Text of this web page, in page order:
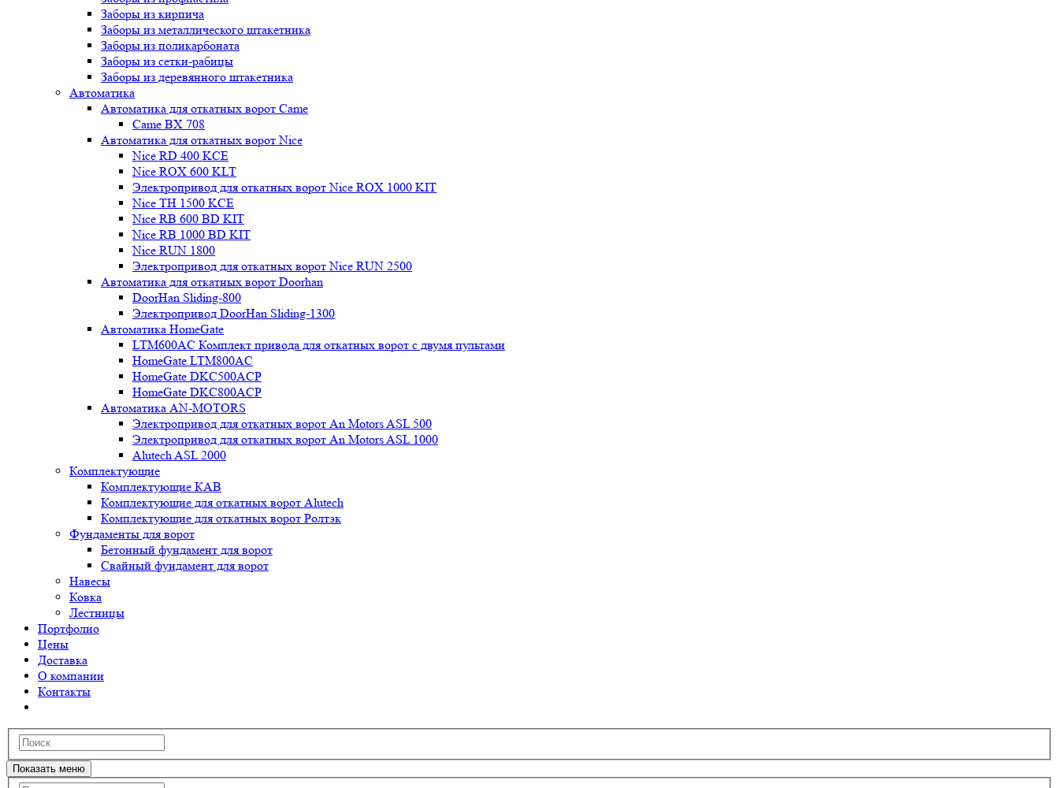
Заборы из кирпича
Заборы из металлического штакетника
Заборы из поликарбоната
Заборы из сетки-рабицы
Заборы из деревянного штакетника
Автоматика
Автоматика для откатных ворот Came
Came BX 708
Автоматика для откатных ворот Nice
Nice RD 400 KCE
Nice ROX 600 KLT
Электропривод для откатных ворот Nice ROX 1000 KIT
Nice TH 1500 KCE
Nice RB 600 BD KIT
Nice RB 1000 BD KIT
Nice RUN 1800
Электропривод для откатных ворот Nice RUN 2500
Автоматика для откатных ворот Doorhan
DoorHan Sliding-800
Электропривод DoorHan Sliding-1300
Автоматика HomeGate
LTM600AC Комплект привода для откатных ворот с двумя пультами
HomeGate LTM800AC
HomeGate DKC500ACP
HomeGate DKC800ACP
Автоматика AN-MOTORS
Электропривод для откатных ворот An Motors ASL 500
Электропривод для откатных ворот An Motors ASL 1000
Alutech ASL 2000
Комплектующие
Комплектующие КАВ
Комплектующие для откатных ворот Alutech
Комплектующие для откатных ворот Ролтэк
Фундаменты для ворот
Бетонный фундамент для ворот
Свайный фундамент для ворот
Навесы
Ковка
Лестницы
Портфолио
Цены
Доставка
О компании
Контакты
Показать меню